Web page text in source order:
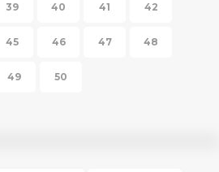
39 40 41 42
45 46 47 48
49 50